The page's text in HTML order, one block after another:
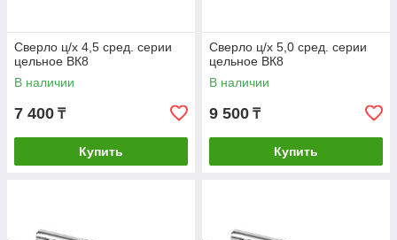
Сверло ц/х 4,5 сред. серии
цельное ВК8
В наличии
7 400 ₸
Купить
Сверло ц/х 5,0 сред. серии
цельное ВК8
В наличии
9 500 ₸
Купить